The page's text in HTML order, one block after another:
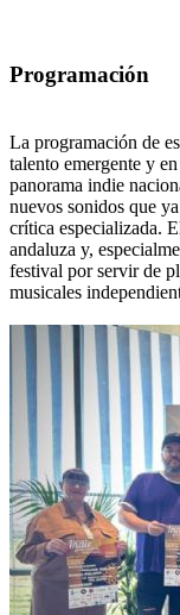
Programación
La programación de
talento emergente y
panorama indie
nuevos sonidos que
crítica especializada.
andaluza y,
festival por servir de
musicales